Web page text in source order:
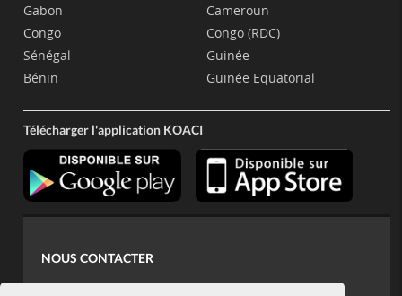
Gabon
Congo
Sénégal
Bénin
Cameroun
Congo (RDC)
Guinée
Guinée Equatorial
Télécharger l'application KOACI
NOUS CONTACTER